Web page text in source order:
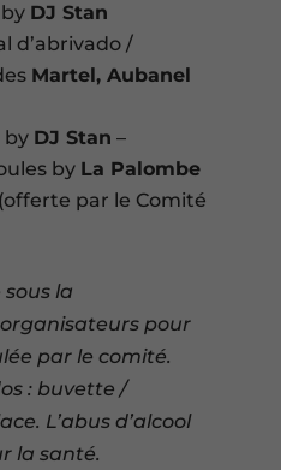
DJ Stan
d’abrivado /
Martel, Aubanel
by DJ Stan –
by La Palombe
(offerte par le Comité
la
pour
par le comité.
: buvette /
L’abus d’alcool
la santé.